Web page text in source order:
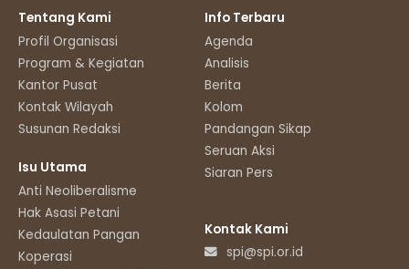
Tentang Kami
Profil Organisasi
Program & Kegiatan
Kantor Pusat
Kontak Wilayah
Susunan Redaksi
Isu Utama
Anti Neoliberalisme
Hak Asasi Petani
Kedaulatan Pangan
Koperasi
Info Terbaru
Agenda
Analisis
Berita
Kolom
Pandangan Sikap
Seruan Aksi
Siaran Pers
Kontak Kami
spi@spi.or.id